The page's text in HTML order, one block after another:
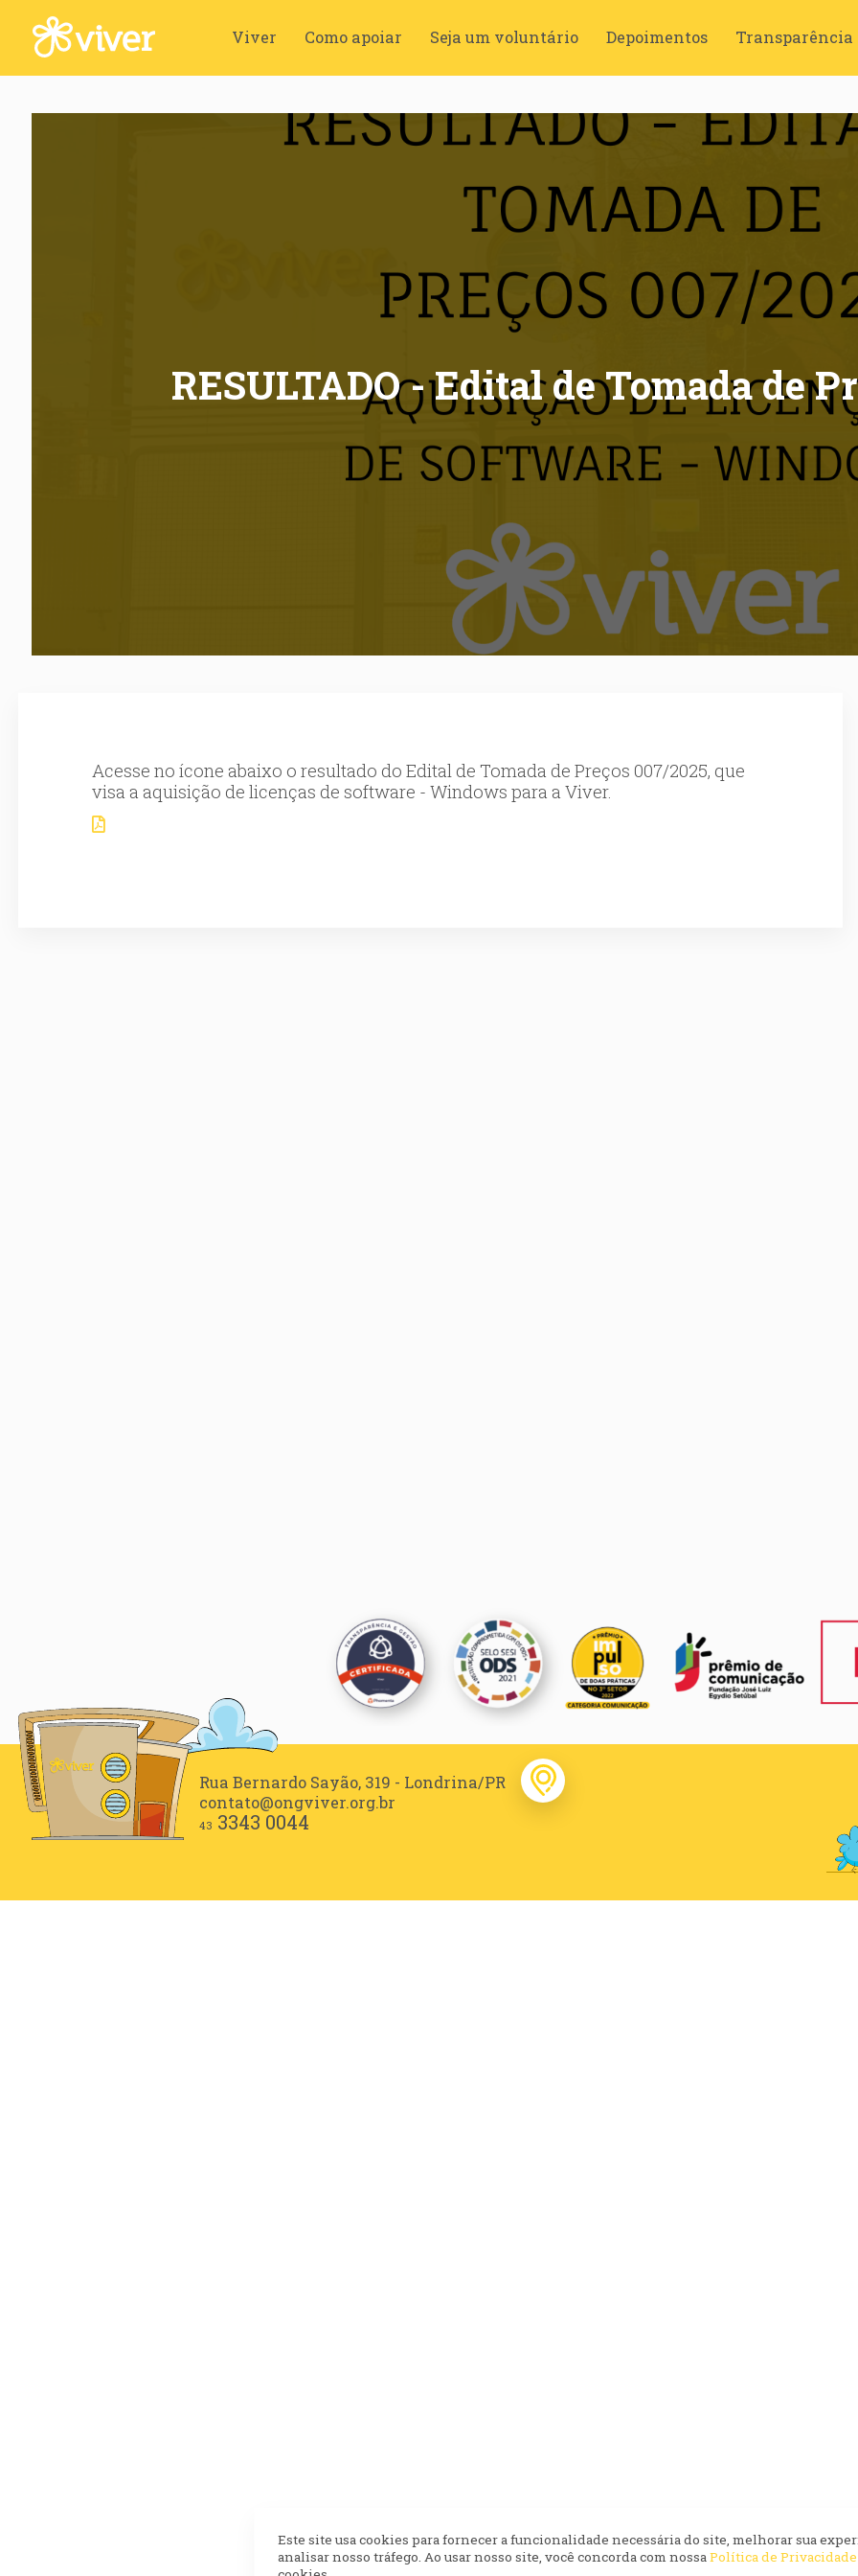
Viver Como apoiar Seja um voluntário Depoimentos Transparência
RESULTADO - Edital de Tomada de
Acesse no ícone abaixo o resultado do Edital de Tomada de Preços 007/2025, que
visa a aquisição de licenças de software - Windows para a Viver.
Rua Bernardo Sayão, 319 - Londrina/PR
contato@ongviver.org.br
43 3343 0044
Este site usa cookies para fornecer a funcionalidade necessária do site, melhorar sua
analisar nosso tráfego. Ao usar nosso site, você concorda com nossaPolítica de Privacidade